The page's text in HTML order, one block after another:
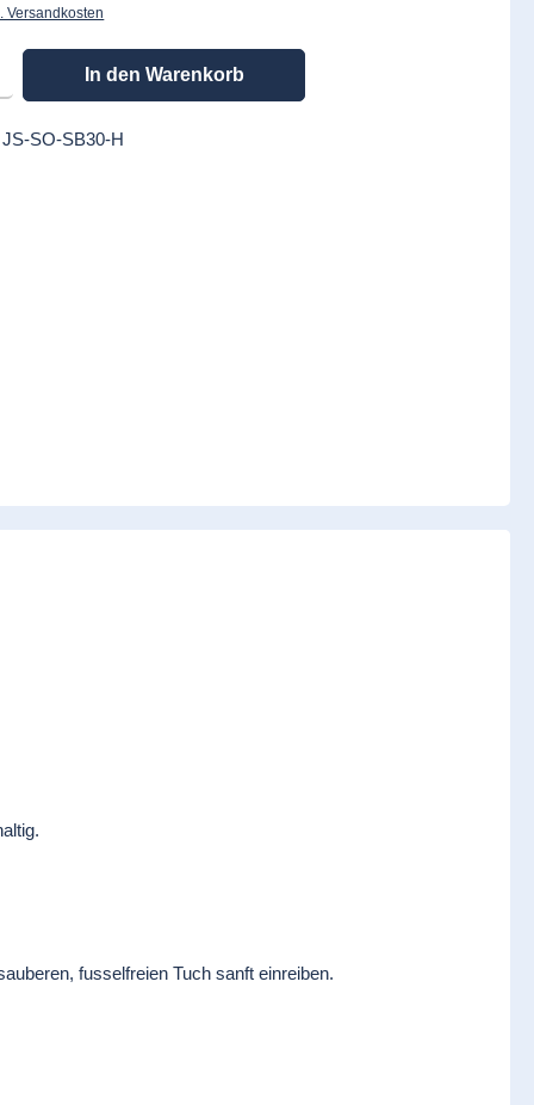
Versandkosten
gewünschten Wert ein oder benutze die Schaltflächen um die Anzahl zu
In den Warenkorb
JS-SO-SB30-H
fusselfreien Tuch sanft einreiben.